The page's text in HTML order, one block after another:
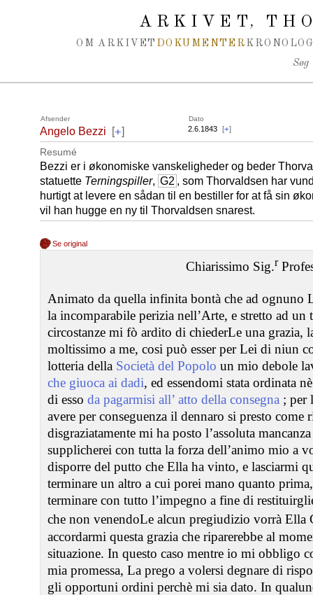
ARKIVET,
OM ARKIVET DOKUMENTER
Søg
Afsender Dato
Angelo Bezzi [+] 2.6.1843 [+]
Resumé
Bezzi er i økonomiske vanskeligheder og beder
statuette Terningspiller, G2 , som Thorvaldsen har
hurtigt at levere en sådan til en bestiller for at få sin
vil han hugge en ny til Thorvaldsen snarest.
Se original
Chiarissimo Sig.r
Animato da quella infinita bontà che ad ognuno
la incomparabile perizia nell’Arte, e stretto ad
circostanze mi fò ardito di chiederLe una grazia,
moltissimo a me, cosi può esser per Lei di niun
lotteria della Società del Popolo un mio debole
che giuoca ai dadi, ed essendomi stata ordinata
di esso da pagarmisi all’ atto della consegna ; per
avere per conseguenza il dennaro si presto
disgraziatamente mi ha posto l’assoluta
supplicherei con tutta la forza dell’animo mio a
disporre del putto che Ella ha vinto, e lasciarmi
terminare un altro a cui porei mano quanto
terminare con tutto l’impegno a fine di
che non venendoLe alcun pregiudizio vorrà Ella
accordarmi questa grazia che riparerebbe al
situazione. In questo caso mentre io mi obbligo
mia promessa, La prego a volersi degnare di
gli opportuni ordini perchè mi sia dato. In